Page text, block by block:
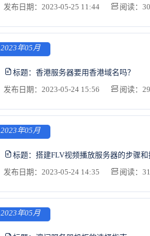
发布日期：2023-05-25 11:44
阅读：
2023年05月
标题： 香港服务器要用香港域名吗？
发布日期：2023-05-24 15:56
阅读：
2023年05月
标题： 搭建FLV视频播放服务器的步骤和
发布日期：2023-05-24 14:35
阅读：
2023年05月